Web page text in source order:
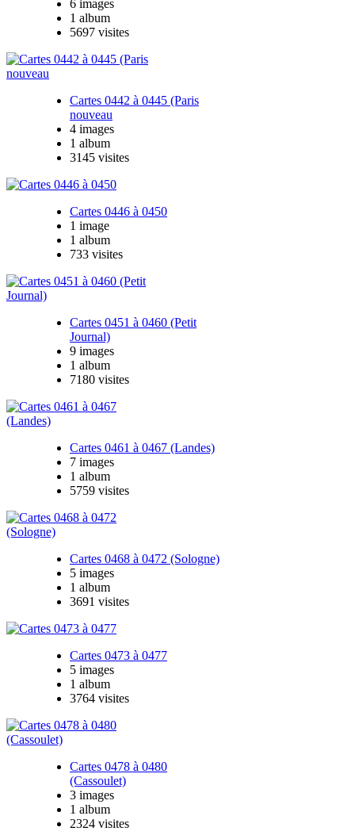
6 images
1 album
5697 visites
Cartes 0442 à 0445 (Paris
nouveau
4 images
1 album
3145 visites
Cartes 0446 à 0450
1 image
1 album
733 visites
Cartes 0451 à 0460 (Petit
Journal)
9 images
1 album
7180 visites
Cartes 0461 à 0467 (Landes)
7 images
1 album
5759 visites
Cartes 0468 à 0472 (Sologne)
5 images
1 album
3691 visites
Cartes 0473 à 0477
5 images
1 album
3764 visites
Cartes 0478 à 0480
(Cassoulet)
3 images
1 album
2324 visites